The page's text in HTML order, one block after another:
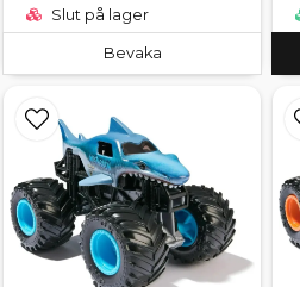
Slut på lager
Bevaka